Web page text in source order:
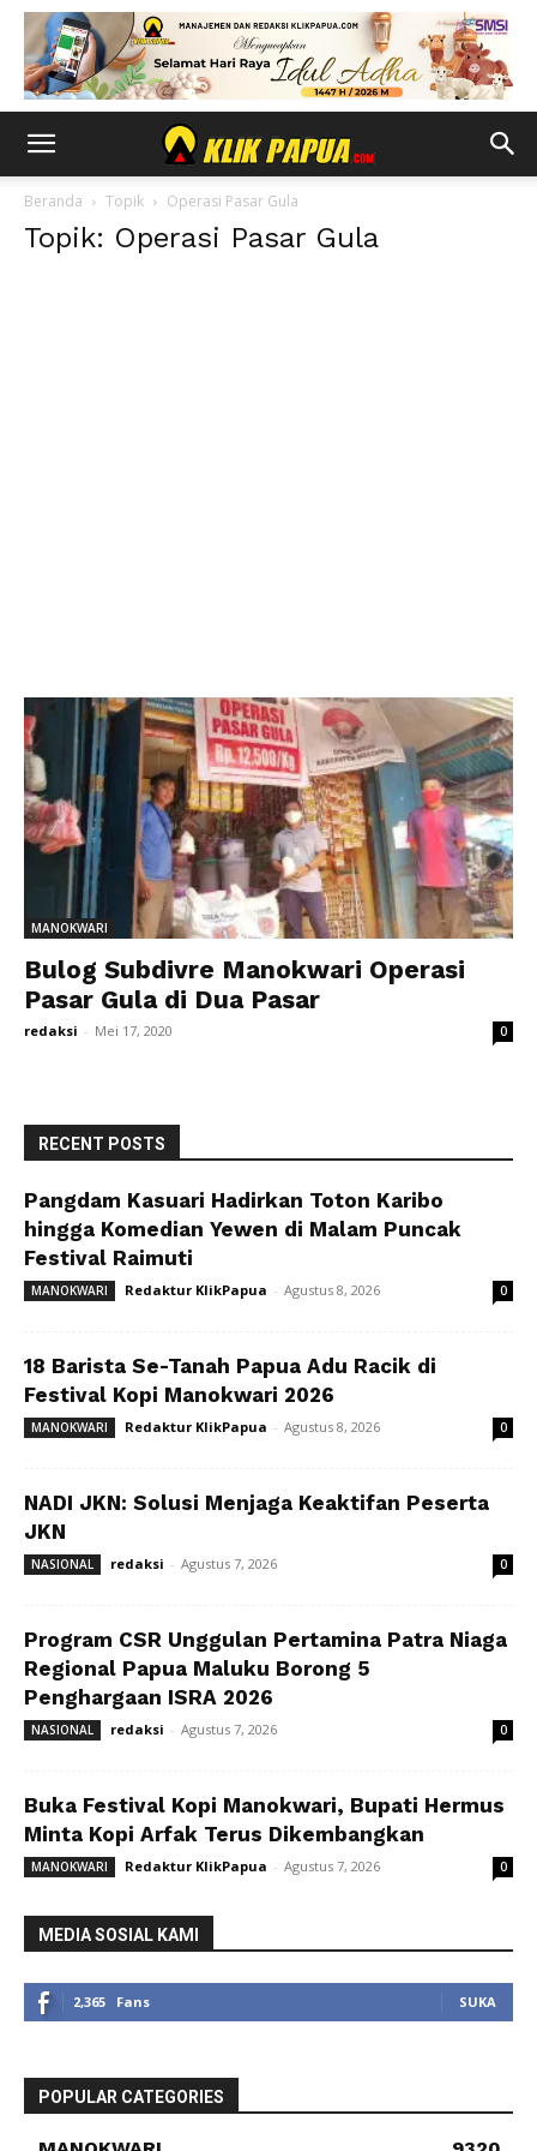
Beranda Topik Operasi Pasar Gula
Topik: Operasi Pasar Gula
MANOKWARI
Bulog Subdivre Manokwari Operasi
Pasar Gula di Dua Pasar
redaksi - Mei 17, 2020 0
RECENT POSTS
Pangdam Kasuari Hadirkan Toton Karibo
hingga Komedian Yewen di Malam Puncak
Festival Raimuti
MANOKWARI Redaktur KlikPapua - Agustus 8, 2026 0
18 Barista Se-Tanah Papua Adu Racik di
Festival Kopi Manokwari 2026
MANOKWARI Redaktur KlikPapua - Agustus 8, 2026 0
NADI JKN: Solusi Menjaga Keaktifan Peserta
JKN
NASIONAL redaksi - Agustus 7, 2026 0
Program CSR Unggulan Pertamina Patra Niaga
Regional Papua Maluku Borong 5
Penghargaan ISRA 2026
NASIONAL redaksi - Agustus 7, 2026 0
Buka Festival Kopi Manokwari, Bupati Hermus
Minta Kopi Arfak Terus Dikembangkan
MANOKWARI Redaktur KlikPapua - Agustus 7, 2026 0
MEDIA SOSIAL KAMI
2,365 Fans SUKA
POPULAR CATEGORIES